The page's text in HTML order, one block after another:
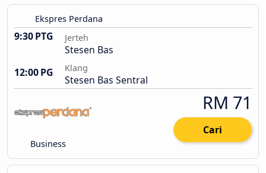
Ekspres Perdana
9:30 PTG Jerteh
Stesen Bas
12:00 PG
Klang
Stesen Bas Sentral
Business
RM 71
Cari